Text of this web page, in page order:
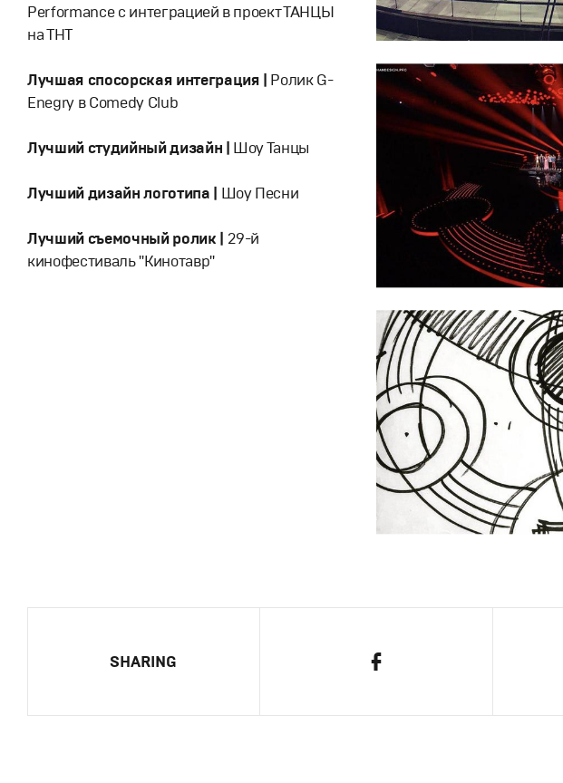
Performance с интеграцией в проект ТАНЦЫ
на ТНТ
Лучшая спосорская интеграция |
Ролик G-
Enegry в Comedy Club
Лучший студийный дизайн | Шоу Танцы
Лучший дизайн логотипа | Шоу Песни
Лучший съемочный ролик | 29-й
кинофестиваль "Кинотавр"
SHARING